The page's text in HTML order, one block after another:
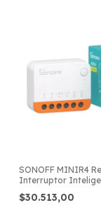
SONOFF MINIR4
Interruptor
$30.513,00